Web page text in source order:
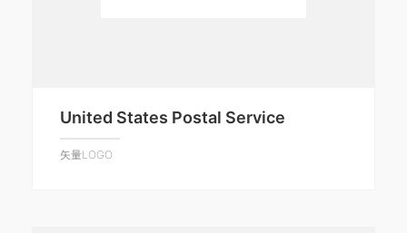
United States Postal Service
矢量LOGO